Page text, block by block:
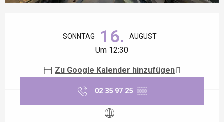
SONNTAG 16. AUGUST
Um 12:30
Zu Google Kalender hinzufügen
02 35 97 25 ▒▒